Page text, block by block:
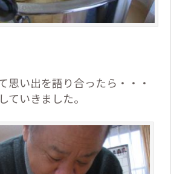
思い出を語り合ったら・・・
ていきました。